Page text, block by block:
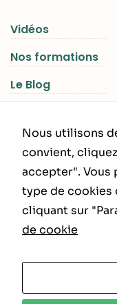
Vidéos
Nos formations
Le Blog
INFORMATIONS
Politique de
Nous utilisons
convient,
accepter". Vous
type de cookies
cliquant sur
de cookie